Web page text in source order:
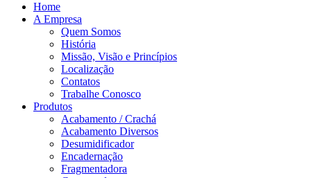
Home
A Empresa
Quem Somos
História
Missão, Visão e Princípios
Localização
Contatos
Trabalhe Conosco
Produtos
Acabamento / Crachá
Acabamento Diversos
Desumidificador
Encadernação
Fragmentadora